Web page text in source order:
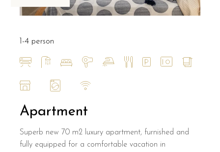
Apartment
Superb new 70 m2 luxury apartment, furnished and
fully equipped for a comfortable vacation in
1-4 person